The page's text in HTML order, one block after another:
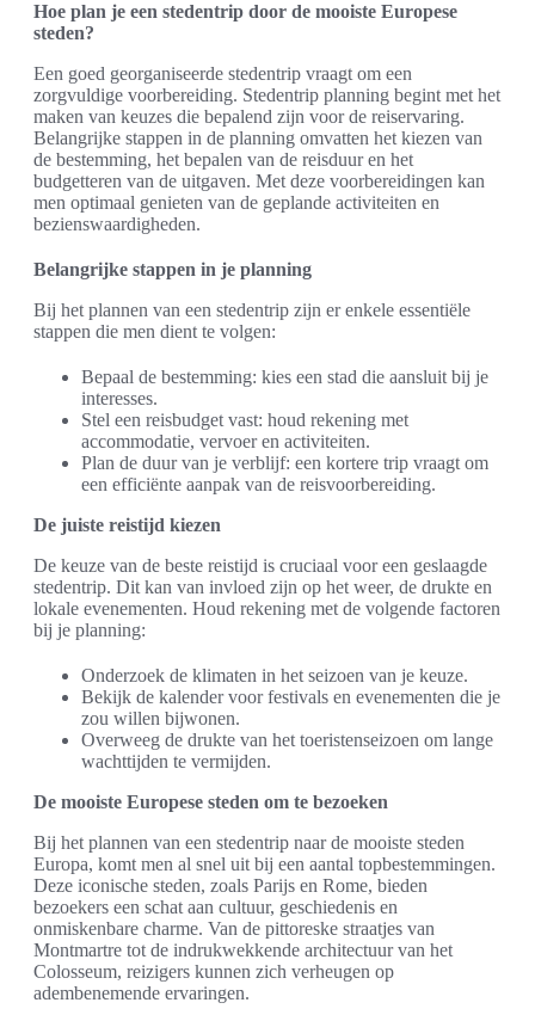
Hoe plan je een stedentrip door de mooiste Europese
steden?
Een goed georganiseerde stedentrip vraagt om een
zorgvuldige voorbereiding. Stedentrip planning begint met het
maken van keuzes die bepalend zijn voor de reiservaring.
Belangrijke stappen in de planning omvatten het kiezen van
de bestemming, het bepalen van de reisduur en het
budgetteren van de uitgaven. Met deze voorbereidingen kan
men optimaal genieten van de geplande activiteiten en
bezienswaardigheden.
Belangrijke stappen in je planning
Bij het plannen van een stedentrip zijn er enkele essentiële
stappen die men dient te volgen:
Bepaal de bestemming: kies een stad die aansluit bij je
interesses.
Stel een reisbudget vast: houd rekening met
accommodatie, vervoer en activiteiten.
Plan de duur van je verblijf: een kortere trip vraagt om
een efficiënte aanpak van de reisvoorbereiding.
De juiste reistijd kiezen
De keuze van de beste reistijd is cruciaal voor een geslaagde
stedentrip. Dit kan van invloed zijn op het weer, de drukte en
lokale evenementen. Houd rekening met de volgende factoren
bij je planning:
Onderzoek de klimaten in het seizoen van je keuze.
Bekijk de kalender voor festivals en evenementen die je
zou willen bijwonen.
Overweeg de drukte van het toeristenseizoen om lange
wachttijden te vermijden.
De mooiste Europese steden om te bezoeken
Bij het plannen van een stedentrip naar de mooiste steden
Europa, komt men al snel uit bij een aantal topbestemmingen.
Deze iconische steden, zoals Parijs en Rome, bieden
bezoekers een schat aan cultuur, geschiedenis en
onmiskenbare charme. Van de pittoreske straatjes van
Montmartre tot de indrukwekkende architectuur van het
Colosseum, reizigers kunnen zich verheugen op
adembenemende ervaringen.